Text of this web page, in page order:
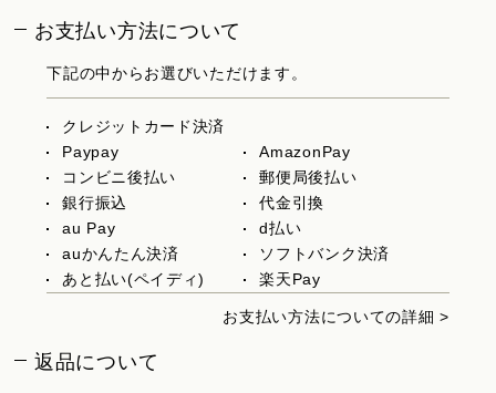
お支払い方法について
下記の中からお選びいただけます。
クレジットカード決済
Paypay
AmazonPay
コンビニ後払い
郵便局後払い
銀行振込
代金引換
au Pay
d払い
auかんたん決済
ソフトバンク決済
あと払い(ペイディ)
楽天Pay
お支払い方法についての詳細 >
返品について